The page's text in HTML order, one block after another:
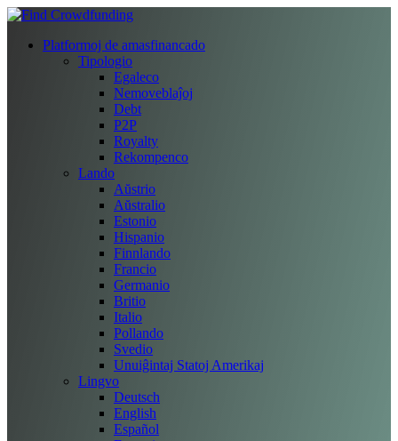
Platformoj de amasfinancado
Tipologio
Egaleco
Nemoveblaĵoj
Debt
P2P
Royalty
Rekompenco
Lando
Aŭstrio
Aŭstralio
Estonio
Hispanio
Finnlando
Francio
Germanio
Britio
Italio
Pollando
Svedio
Unuiĝintaj Statoj Amerikaj
Lingvo
Deutsch
English
Español